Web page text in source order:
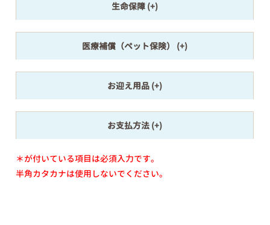
生命保障
医療補償（ペット保険）
お迎え用品
お支払方法
＊が付いている項目は必須入力です。
半角カタカナは使用しないでください。